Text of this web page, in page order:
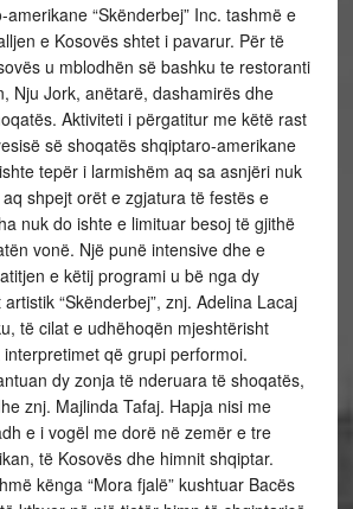
“Skënderbej” Inc. tashmë e
e Kosovës shtet i pavarur. Për të
u mblodhën së bashku te restoranti
Nju Jork, anëtarë, dashamirës dhe
Aktiviteti i përgatitur me këtë rast
së shoqatës shqiptaro-amerikane
tepër i larmishëm aq sa asnjëri nuk
shpejt orët e zgjatura të festës e
nuk do ishte e limituar besoj të gjithë
vonë. Një punë intensive dhe e
e këtij programi u bë nga dy
“Skënderbej”, znj. Adelina Lacaj
të cilat e udhëhoqën mjeshtërisht
që grupi performoi.
dy zonja të nderuara të shoqatës,
znj. Majlinda Tafaj. Hapja nisi me
e i vogël me dorë në zemër e tre
të Kosovës dhe himnit shqiptar.
kënga “Mora fjalë” kushtuar Bacës